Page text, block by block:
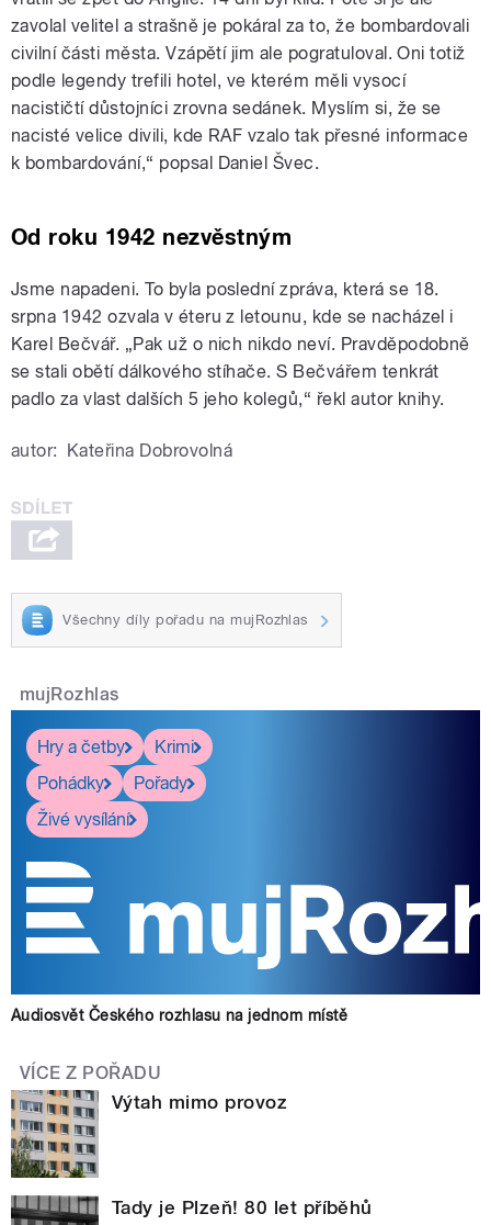
zavolal velitel a strašně je pokáral za to, že bombardovali
civilní části města. Vzápětí jim ale pogratuloval. Oni totiž
podle legendy trefili hotel, ve kterém měli vysocí
nacističtí důstojníci zrovna sedánek. Myslím si, že se
nacisté velice divili, kde RAF vzalo tak přesné informace
k bombardování,“ popsal Daniel Švec.
Od roku 1942 nezvěstným
Jsme napadeni. To byla poslední zpráva, která se 18.
srpna 1942 ozvala v éteru z letounu, kde se nacházel i
Karel Bečvář. „Pak už o nich nikdo neví. Pravděpodobně
se stali obětí dálkového stíhače. S Bečvářem tenkrát
padlo za vlast dalších 5 jeho kolegů,“ řekl autor knihy.
autor: Kateřina Dobrovolná
Všechny díly pořadu na mujRozhlas
mujRozhlas
Hry a četby
Krimi
Pohádky
Pořady
Živé vysílání
Audiosvět Českého rozhlasu na jednom místě
VÍCE Z POŘADU
Výtah mimo provoz
Tady je Plzeň! 80 let příběhů